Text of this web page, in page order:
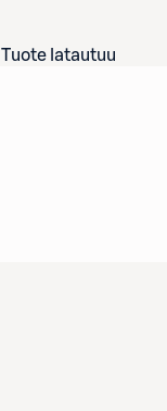
Tuote latautuu